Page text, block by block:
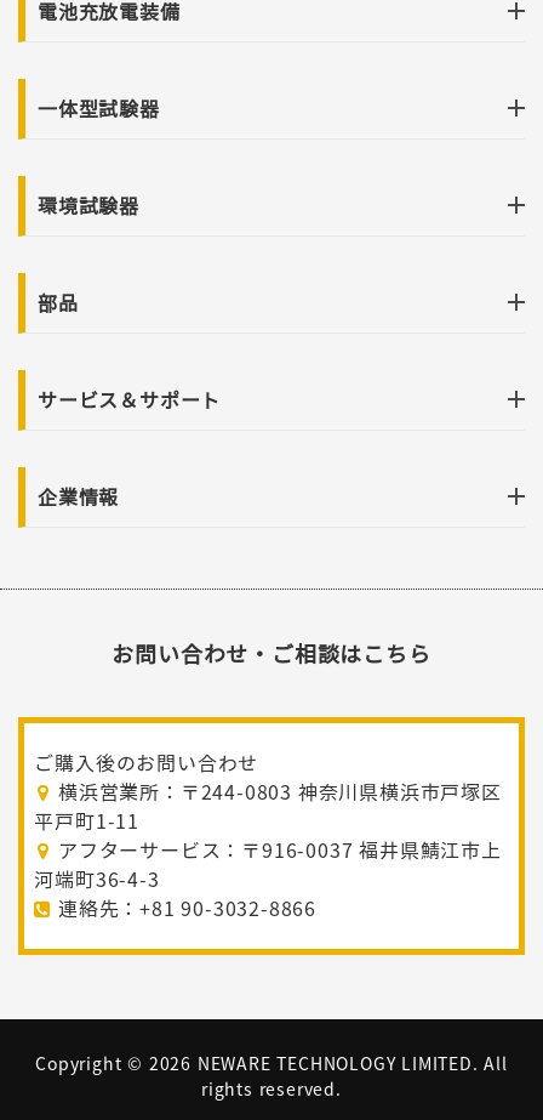
電池充放電装備
一体型試験器
環境試験器
部品
サービス＆サポート
企業情報
お問い合わせ・ご相談はこちら
ご購入後のお問い合わせ
横浜営業所：〒244-0803 神奈川県横浜市戸塚区
平戸町1-11
アフターサービス：〒916-0037 福井県鯖江市上
河端町36-4-3
連絡先：+81 90-3032-8866
Copyright © 2026 NEWARE TECHNOLOGY LIMITED. All
rights reserved.